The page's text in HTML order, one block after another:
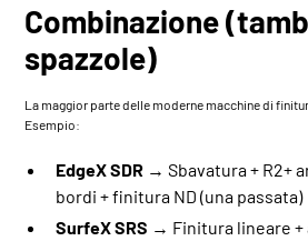
Combinazione
spazzole)
La maggior parte delle moderne macchine di
Esempio:
EdgeX SDR → Sbavatura + R2+
bordi + finitura ND (una passata)
SurfeX SRS → Finitura lineare